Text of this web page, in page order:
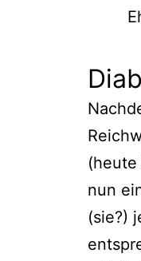
nun
(sie?)